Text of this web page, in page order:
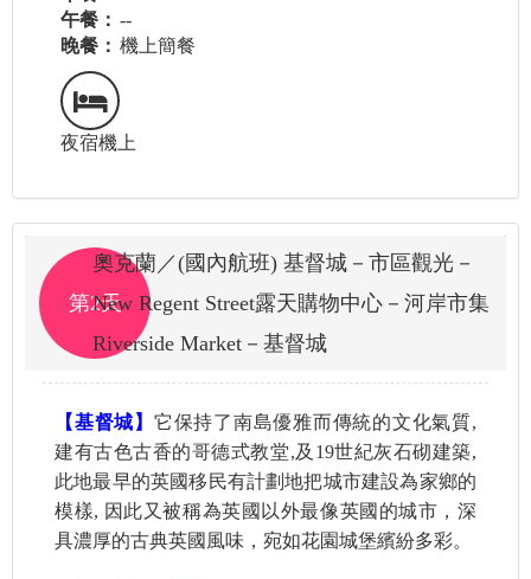
午餐： --
晚餐： 機上簡餐
夜宿機上
第2天
奧克蘭／(國內航班) 基督城－市區觀光－
New Regent Street露天購物中心－河岸市集
Riverside Market－基督城
【基督城】 它保持了南島優雅而傳統的文化氣質,
建有古色古香的哥德式教堂,及19世紀灰石砌建築,
此地最早的英國移民有計劃地把城市建設為家鄉的
模樣, 因此又被稱為英國以外最像英國的城市，深
具濃厚的古典英國風味，宛如花園城堡繽紛多彩。